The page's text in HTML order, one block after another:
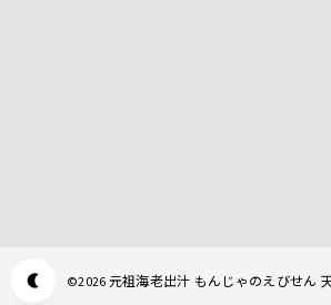
©2026元祖海老出汁 もんじゃのえびせん
Appearance mode switch